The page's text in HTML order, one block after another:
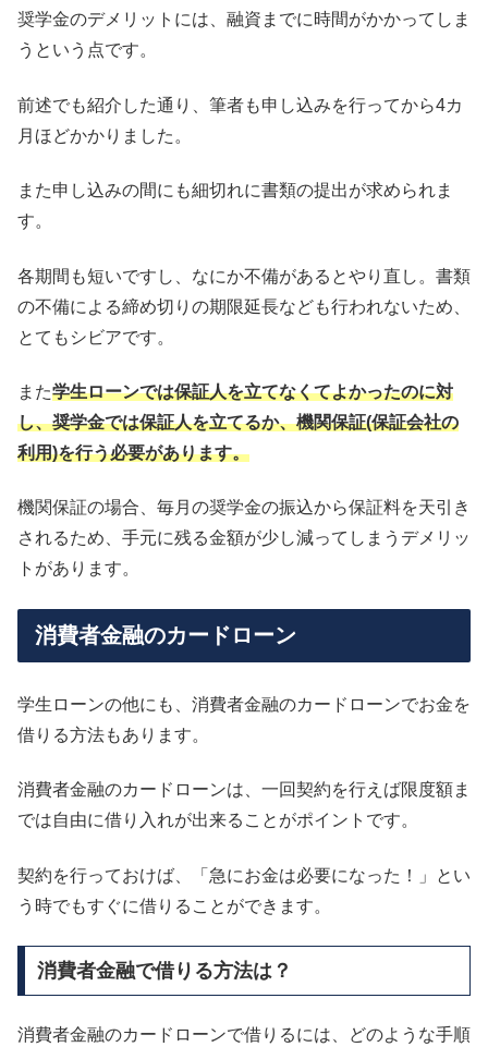
奨学金のデメリットには、融資までに時間がかかってしま
うという点です。
前述でも紹介した通り、筆者も申し込みを行ってから4カ
月ほどかかりました。
また申し込みの間にも細切れに書類の提出が求められま
す。
各期間も短いですし、なにか不備があるとやり直し。書類
の不備による締め切りの期限延長なども行われないため、
とてもシビアです。
また学生ローンでは保証人を立てなくてよかったのに対
し、奨学金では保証人を立てるか、機関保証(保証会社の
利用)を行う必要があります。
機関保証の場合、毎月の奨学金の振込から保証料を天引き
されるため、手元に残る金額が少し減ってしまうデメリッ
トがあります。
消費者金融のカードローン
学生ローンの他にも、消費者金融のカードローンでお金を
借りる方法もあります。
消費者金融のカードローンは、一回契約を行えば限度額ま
では自由に借り入れが出来ることがポイントです。
契約を行っておけば、「急にお金は必要になった！」とい
う時でもすぐに借りることができます。
消費者金融で借りる方法は？
消費者金融のカードローンで借りるには、どのような手順